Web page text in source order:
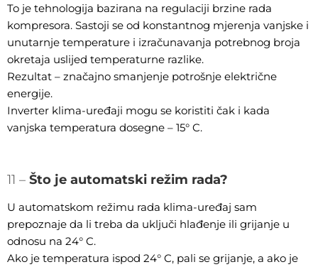
To je tehnologija bazirana na regulaciji brzine rada
kompresora. Sastoji se od konstantnog mjerenja vanjske i
unutarnje temperature i izračunavanja potrebnog broja
okretaja uslijed temperaturne razlike.
Rezultat – značajno smanjenje potrošnje električne
energije.
Inverter klima-uređaji mogu se koristiti čak i kada
vanjska temperatura dosegne – 15° C.
11 – Što je automatski režim rada?
U automatskom režimu rada klima-uređaj sam
prepoznaje da li treba da uključi hlađenje ili grijanje u
odnosu na 24° C.
Ako je temperatura ispod 24° C, pali se grijanje, a ako je